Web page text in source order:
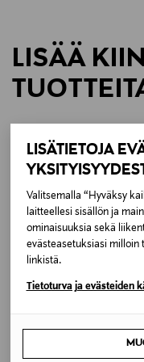
LISÄTIETOJA
Valitsemalla “Hyväksy
laitteellesi sisällön ja
ominaisuuksia sekä
evästeasetuksiasi milloin
linkistä.
Tietoturva ja evästeiden
LISÄÄ
STANLEY
The IceFlow™ Flip Straw